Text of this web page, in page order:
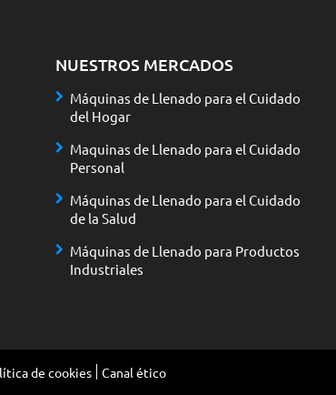
NUESTROS MERCADOS
Máquinas de Llenado para el Cuidado
del Hogar
Maquinas de Llenado para el Cuidado
Personal
Máquinas de Llenado para el Cuidado
de la Salud
Máquinas de Llenado para Productos
Industriales
de cookies Canal ético